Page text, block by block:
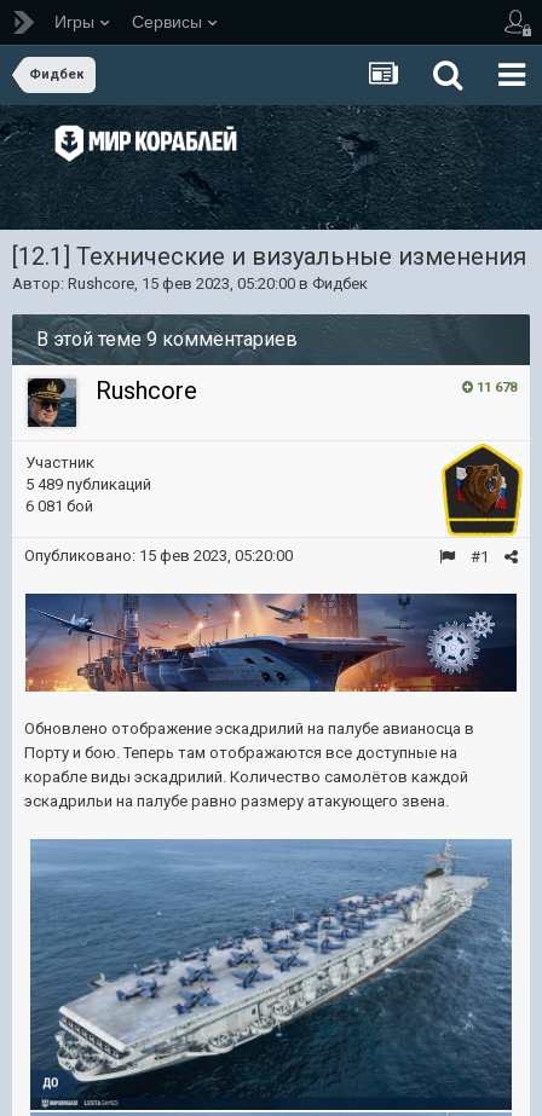
Игры Сервисы
Фидбек
[12.1] Технические и визуальные изменения
Автор: Rushcore, 15 фев 2023, 05:20:00 в Фидбек
В этой теме 9 комментариев
11 678
Rushcore
Участник
5 489 публикаций
6 081 бой
#1
Опубликовано: 15 фев 2023, 05:20:00
Обновлено отображение эскадрилий на палубе авианосца в
Порту и бою. Теперь там отображаются все доступные на
корабле виды эскадрилий. Количество самолётов каждой
эскадрильи на палубе равно размеру атакующего звена.